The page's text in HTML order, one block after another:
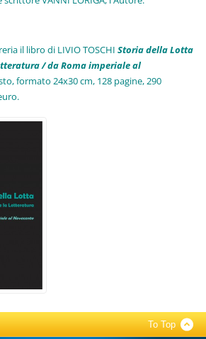
il libro di LIVIO TOSCHIStoria della Lotta
/ da Roma imperiale al
formato 24x30 cm, 128 pagine, 290
.
To Top